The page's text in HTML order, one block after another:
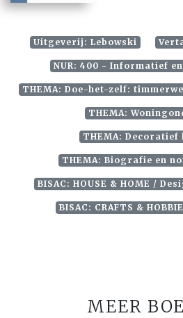
Uitgeverij: Lebowski
NUR: 400 - Informatief
THEMA: Doe-het-zelf:
THEMA:
THEMA: Decoratief
THEMA: Biografie en
BISAC: HOUSE & HOME /
BISAC: CRAFTS &
MEER